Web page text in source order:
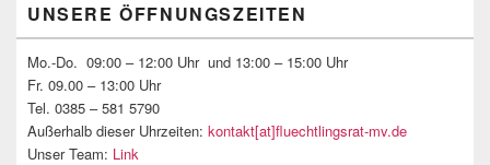
Seitenleisten-
Widgetbereich
UNSERE ÖFFNUNGSZEITEN
Mo.-Do. 09:00 – 12:00 Uhr und 13:00 – 15:00 Uhr
Fr. 09.00 – 13:00 Uhr
Tel. 0385 – 581 5790
Außerhalb dieser Uhrzeiten: kontakt[at]fluechtlingsrat-mv.de
Unser Team: Link